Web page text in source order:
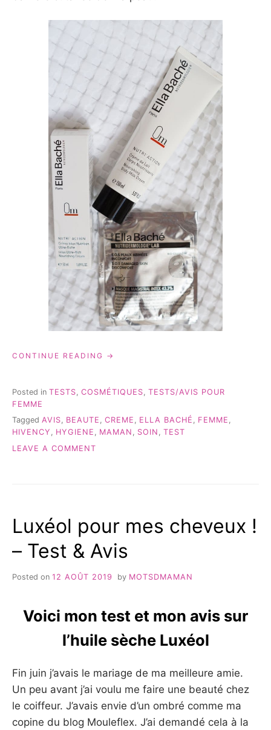
CONTINUE READING « ELLA
PEAU
Posted in TESTS, COSMÉTIQUES, TESTS/AVIS POUR
FEMME
Tagged AVIS, BEAUTE , CREME , ELLA BACHÉ , FEMME ,
HIVENCY , HYGIENE , MAMAN , SOIN , TEST
LEAVE A COMMENT
L’ÉTÉ…
Luxéol pour mes cheveux !
– Test & Avis
Posted on 12 AOÛT 2019 by MOTSDMAMAN
Voici mon test et mon avis sur
l’huile sèche Luxéol
Fin juin j’avais le mariage de ma meilleure amie.
Un peu avant j’ai voulu me faire une beauté chez
le coiffeur. J’avais envie d’un ombré comme ma
copine du blog Mouleflex. J’ai demandé cela à la